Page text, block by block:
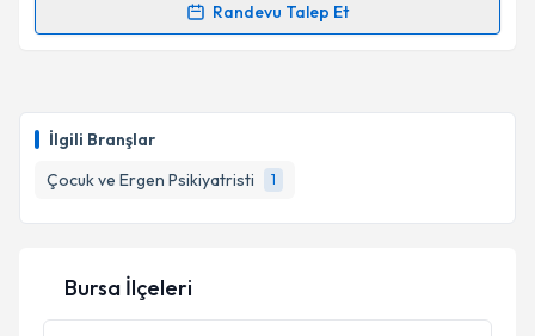
İlgili Branşlar
Çocuk ve Ergen Psikiyatristi
1
Randevu Talep Et
E-posta Adresiniz
Kişisel verilerimin işlenmesine ilişkin
Metni'ni okudum ve kişisel verilerimin belirtilen
kapsamda işlenmesini kabul ediyorum.
Bursa İlçeleri